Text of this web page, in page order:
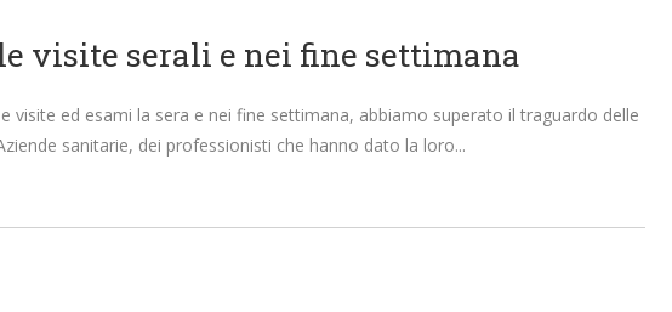
visite serali e nei fine settimana
visite ed esami la sera e nei fine settimana, abbiamo superato il traguardo delle
sanitarie, dei professionisti che hanno dato la loro